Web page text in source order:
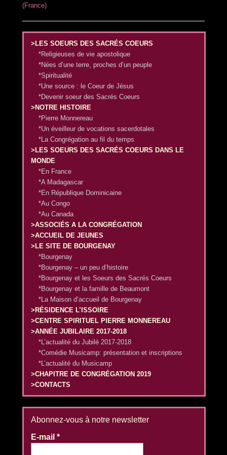
(France)
>LES SOEURS DES SACRÉS COEURS
*Religieuses de vie apostolique
*Nées d’une terre, proches d’un peuple
*Spiritualité
*Une source : le Coeur de Jésus
*Devenir soeur des Sacrés Coeurs
>NOTRE HISTOIRE
*Pierre Monnereau
*Un éveilleur de vocations sacerdotales
*La Congrégation au fil du temps
>LES SOEURS DES SACRÉS COEURS DANS LE
MONDE
*En France
*A Madagascar
*En République Dominicaine
*Au Congo
*Au Canada
>ASSOCIÉS A LA CONGRÉGATION
>ACCUEIL DE JEUNES
>LE SITE DE BOURGENAY
*Bourgenay
*Bourgenay – un peu d’histoire
*Bourgenay et les Soeurs des Sacrés Coeurs
*Bourgenay et la famille de Beaumont
*La Maison d’accueil de Bourgenay
>RÉSIDENCE L’ISSOIRE
>CENTRE SPIRITUEL PIERRE MONNEREAU
>ANNÉE JUBILAIRE 2017-2018
*L’actualité du Jubilé 2017-2018
*Comédie Musicamp: présentation et inscriptions
*L’actualité du Musicamp
>CHAPITRE DE CONGRÉGATION 2019
>CONTACTS
Abonnez-vous à notre newsletter
E-mail*